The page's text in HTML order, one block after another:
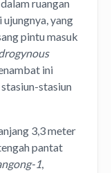
ruangan
yang
pintu masuk
ini
stasiun
3,3 meter
pantat
1,